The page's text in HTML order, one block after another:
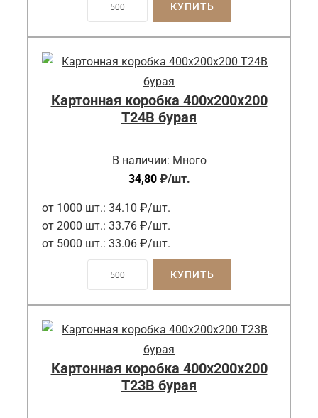
КУПИТЬ
Картонная коробка 400x200x200
Т24B бурая
В наличии: Много
34,80 ₽/шт.
от 1000 шт.: 34.10 ₽/шт.
от 2000 шт.: 33.76 ₽/шт.
от 5000 шт.: 33.06 ₽/шт.
КУПИТЬ
Картонная коробка 400x200x200
Т23B бурая